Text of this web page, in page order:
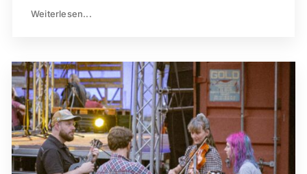
Weiterlesen...